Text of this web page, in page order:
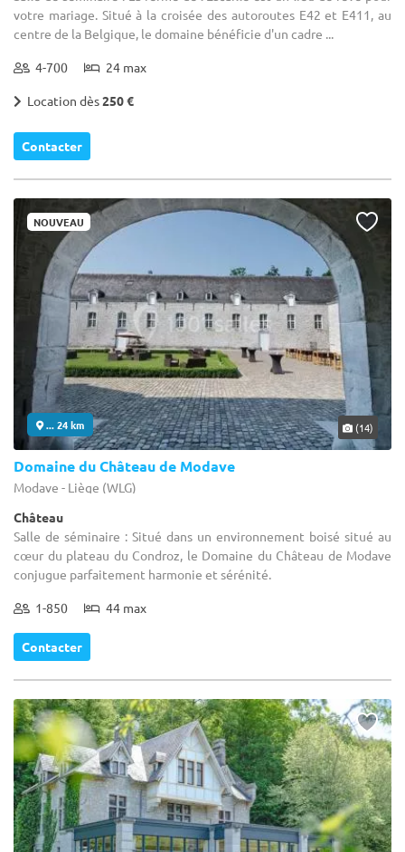
votre mariage. Situé à la croisée des autoroutes E42 et E411, au
centre de la Belgique, le domaine bénéficie d'un cadre ...
4-700 24 max
Location dès250 €
Contacter
NOUVEAU
... 24 km (14)
Domaine du Château de Modave
Modave - Liège (WLG)
Château
Salle de séminaire : Situé dans un environnement boisé situé au
cœur du plateau du Condroz, le Domaine du Château de Modave
conjugue parfaitement harmonie et sérénité.
1-850 44 max
Contacter